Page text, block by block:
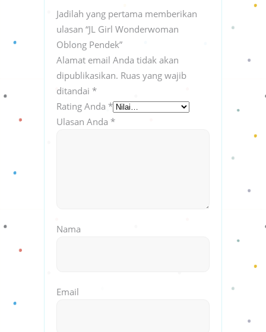
Jadilah yang pertama memberikan
ulasan “JL Girl Wonderwoman
Oblong Pendek”
Alamat email Anda tidak akan
dipublikasikan. Ruas yang wajib
ditandai *
Rating Anda *
Ulasan Anda *
Nama
Email